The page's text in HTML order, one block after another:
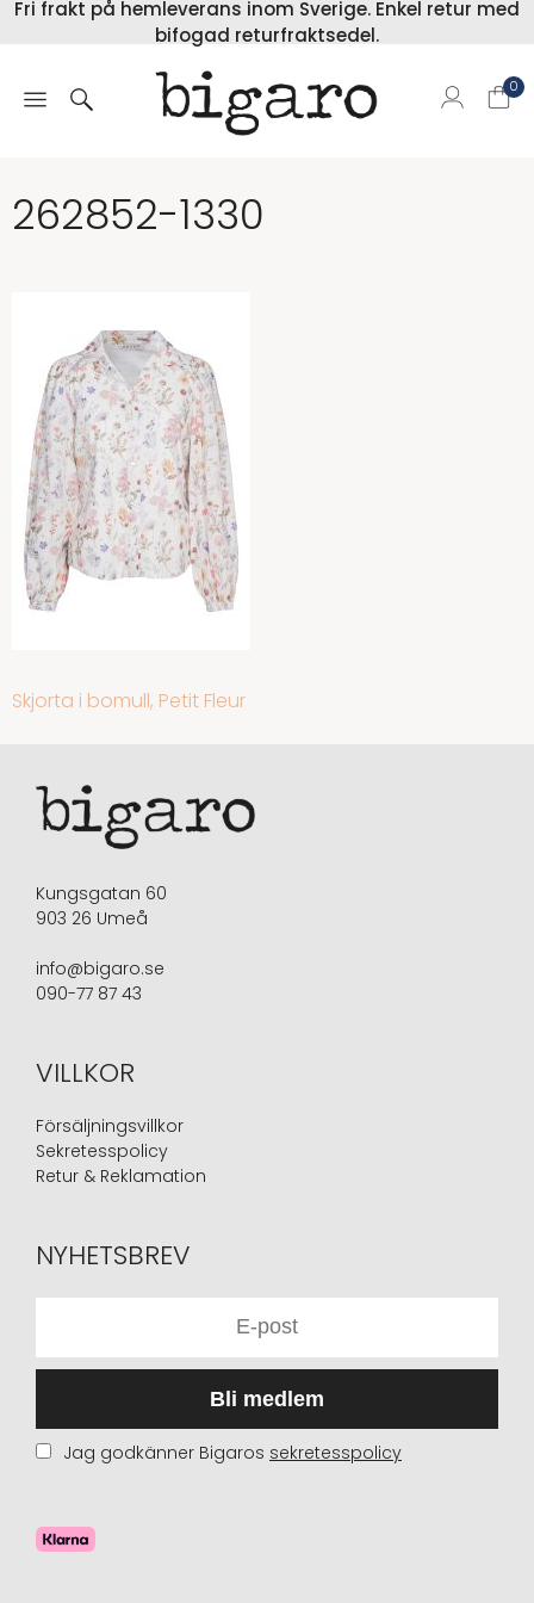
Fri frakt på hemleverans inom Sverige. Enkel retur med
bifogad returfraktsedel.
0
262852-1330
INLÄGGSNAVIGERING
Skjorta i bomull, Petit Fleur
Kungsgatan 60
903 26 Umeå
info@bigaro.se
090-77 87 43
VILLKOR
Försäljningsvillkor
Sekretesspolicy
Retur & Reklamation
NYHETSBREV
Bli medlem
Jag godkänner Bigaros sekretesspolicy